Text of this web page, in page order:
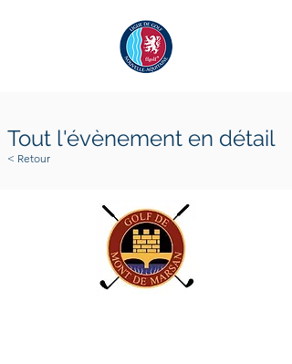
Tout l'évènement en détail
< Retour